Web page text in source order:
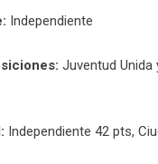
Independiente
Juventud Unida
Independiente 42 pts,